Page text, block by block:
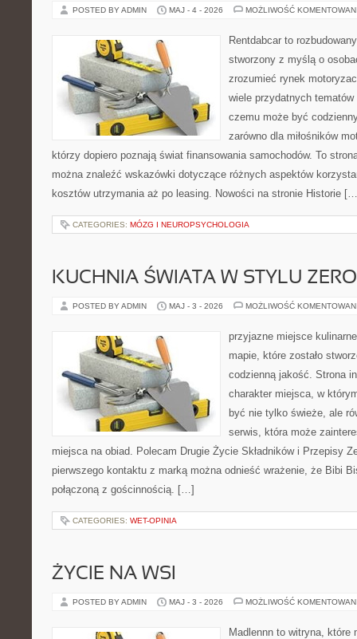
POSTED BY ADMIN MAJ - 4 - 2026 MOŻLIWOŚĆ
Rentdabcar to
stworzony z myślą o
zrozumieć rynek
wiele przydatnych
czemu może być
zarówno dla miłośników
którzy dopiero poznają świat finansowania samochodów. To
można znaleźć wskazówki dotyczące różnych aspektów
kosztów utrzymania aż po leasing. Nowości na stronie Historie
CATEGORIES: MÓZG I NEUROPSYCHOLOGIA
KUCHNIA ŚWIATA W STYLU
POSTED BY ADMIN MAJ - 3 - 2026 MOŻLIWOŚĆ
przyjazne miejsce
mapie, które zostało
codzienną jakość. Strona
charakter miejsca, w
być nie tylko świeże, ale
serwis, która może
miejsca na obiad. Polecam Drugie Życie Składników i Przepisy
pierwszego kontaktu z marką można odnieść wrażenie, że Bibi
połączoną z gościnnością. […]
CATEGORIES: WET-OPINIA
ŻYCIE NA WSI
POSTED BY ADMIN MAJ - 3 - 2026 MOŻLIWOŚĆ
Madlennn to witryna, które